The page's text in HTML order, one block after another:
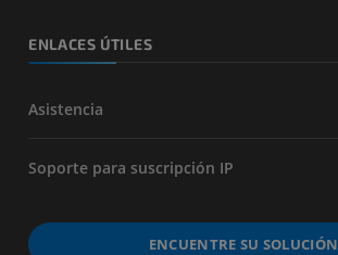
ENLACES ÚTILES
Asistencia
Soporte para suscripción IP
ENCUENTRE SU SOLUCIÓN